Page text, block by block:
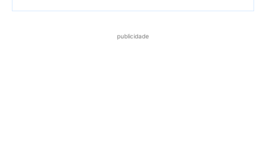
publicidade